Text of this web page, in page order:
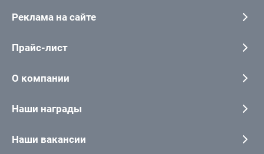
Реклама на сайте
Прайс-лист
О компании
Наши награды
Наши вакансии